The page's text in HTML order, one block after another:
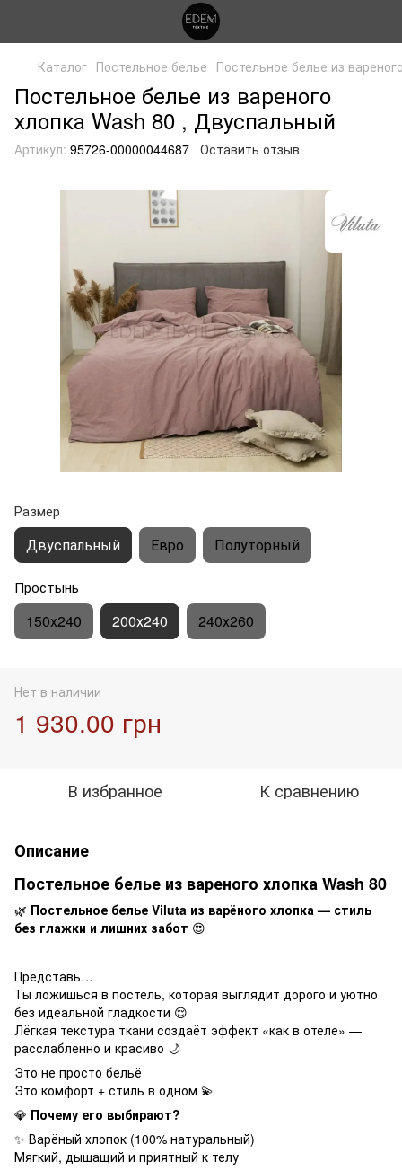
Каталог Постельное белье Постельное белье из
Постельное белье из вареного
хлопка Wash 80 , Двуспальный
Артикул: 95726-00000044687 Оставить отзыв
Размер
Двуспальный Евро Полуторный
Простынь
150х240 200х240 240х260
Нет в наличии
1 930.00 грн
В избранное К сравнению
Описание
Постельное белье из вареного хлопка Wash 80
🌿 Постельное белье Viluta из варёного хлопка — стиль
без глажки и лишних забот 😍
Представь…
Ты ложишься в постель, которая выглядит дорого и уютно
без идеальной гладкости 😌
Лёгкая текстура ткани создаёт эффект «как в отеле» —
расслабленно и красиво 🌙
Это не просто бельё
Это комфорт + стиль в одном 💫
💎 Почему его выбирают?
✨ Варёный хлопок (100% натуральный)
Мягкий, дышащий и приятный к телу